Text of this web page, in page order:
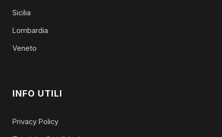
Sicilia
Lombardia
Veneto
INFO UTILI
Privacy Policy